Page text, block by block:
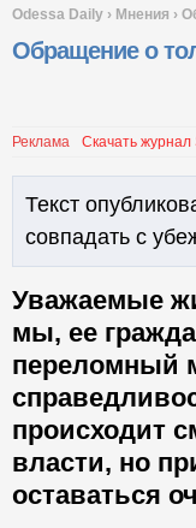
Odessa Daily › Мнения ›
Обращение о
Реклама Скачать журнал
Текст
совпадать с
Уважаемые
мы, ее
переломный
происходит
власти, но
оставаться